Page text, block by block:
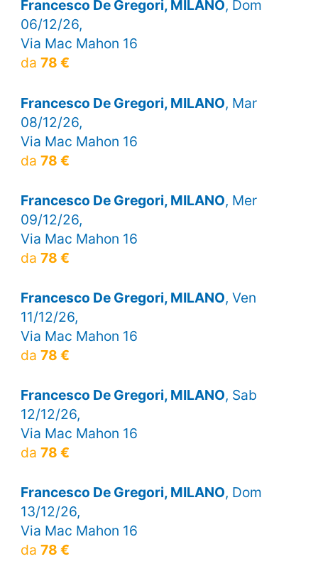
Francesco De Gregori, MILANO, Dom
06/12/26,
Via Mac Mahon 16
da 78 €
Francesco De Gregori, MILANO, Mar
08/12/26,
Via Mac Mahon 16
da 78 €
Francesco De Gregori, MILANO, Mer
09/12/26,
Via Mac Mahon 16
da 78 €
Francesco De Gregori, MILANO, Ven
11/12/26,
Via Mac Mahon 16
da 78 €
Francesco De Gregori, MILANO, Sab
12/12/26,
Via Mac Mahon 16
da 78 €
Francesco De Gregori, MILANO, Dom
13/12/26,
Via Mac Mahon 16
da 78 €